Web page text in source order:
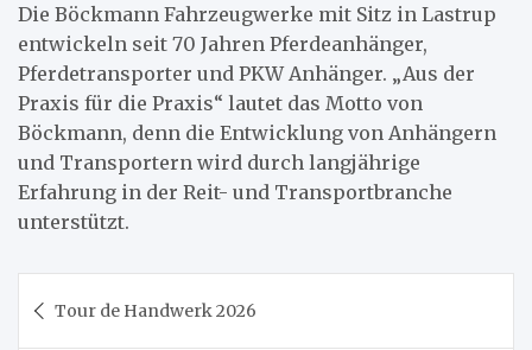
Die Böckmann Fahrzeugwerke mit Sitz in Lastrup
entwickeln seit 70 Jahren Pferdeanhänger,
Pferdetransporter und PKW Anhänger. „Aus der
Praxis für die Praxis“ lautet das Motto von
Böckmann, denn die Entwicklung von Anhängern
und Transportern wird durch langjährige
Erfahrung in der Reit- und Transportbranche
unterstützt.
Tour de Handwerk 2026